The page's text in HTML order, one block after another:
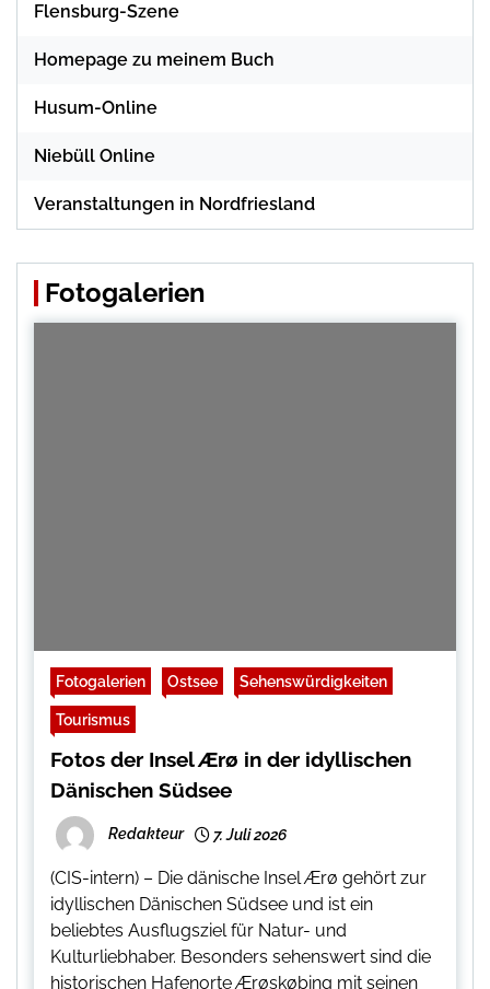
Flensburg-Szene
Homepage zu meinem Buch
Husum-Online
Niebüll Online
Veranstaltungen in Nordfriesland
Fotogalerien
Fotogalerien Ostsee Sehenswürdigkeiten
Tourismus
Fotos der Insel Ærø in der idyllischen
Dänischen Südsee
Redakteur 7. Juli 2026
(CIS-intern) – Die dänische Insel Ærø gehört zur
idyllischen Dänischen Südsee und ist ein
beliebtes Ausflugsziel für Natur- und
Kulturliebhaber. Besonders sehenswert sind die
historischen Hafenorte Ærøskøbing mit seinen